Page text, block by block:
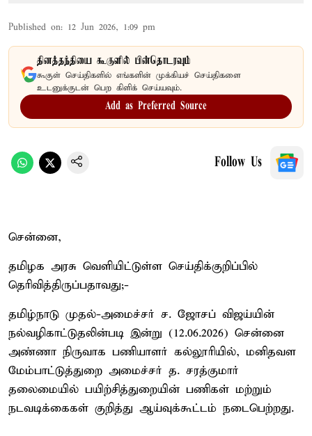
Published on: 12 Jun 2026, 1:09 pm
தினத்தந்தியை கூகுளில் பின்தொடரவும்
கூகுள் செய்திகளில் எங்களின் முக்கியச் செய்திகளை
உடனுக்குடன் பெற கிளிக் செய்யவும்.
Add as Preferred Source
Follow Us
சென்னை,
தமிழக அரசு வெளியிட்டுள்ள செய்திக்குறிப்பில்
தெரிவித்திருப்பதாவது;-
தமிழ்நாடு முதல்-அமைச்சர் ச. ஜோசப் விஜய்யின்
நல்வழிகாட்டுதலின்படி இன்று (12.06.2026) சென்னை
அண்ணா நிருவாக பணியாளர் கல்லூரியில், மனிதவள
மேம்பாட்டுத்துறை அமைச்சர் த. சரத்குமார்
தலைமையில் பயிற்சித்துறையின் பணிகள் மற்றும்
நடவடிக்கைகள் குறித்து ஆய்வுக்கூட்டம் நடைபெற்றது.